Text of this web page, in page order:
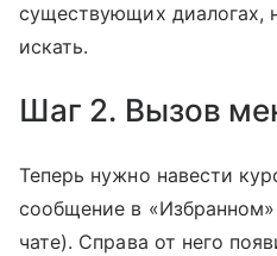
существующих диалогах,
искать.
Шаг 2. Вызов
Теперь нужно навести
сообщение в
чате). Справа от него